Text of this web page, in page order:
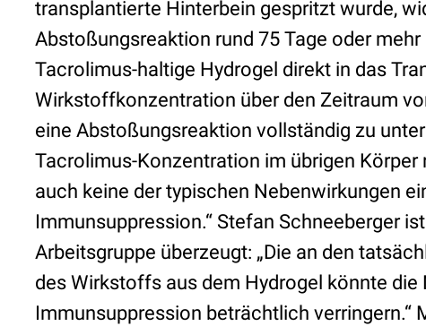
transplantierte Hinterbein gespritzt wurde,
Abstoßungsreaktion rund 75 Tage oder
Tacrolimus-haltige Hydrogel direkt in das
Wirkstoffkonzentration über den Zeitraum
eine Abstoßungsreaktion vollständig zu
Tacrolimus-Konzentration im übrigen Körper
auch keine der typischen Nebenwirkungen
Immunsuppression.“ Stefan Schneeberger
Arbeitsgruppe überzeugt: „Die an den
des Wirkstoffs aus dem Hydrogel könnte die
Immunsuppression beträchtlich verringern.“